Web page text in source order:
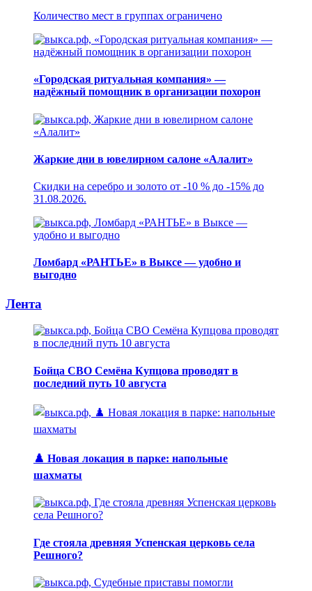
Количество мест в группах ограничено
«Городская ритуальная компания» —
надёжный помощник в организации похорон
Жаркие дни в ювелирном салоне «Алалит»
Скидки на серебро и золото от -10 % до -15% до
31.08.2026.
Ломбард «РАНТЬЕ» в Выксе — удобно и
выгодно
Лента
Бойца СВО Семёна Купцова проводят в
последний путь 10 августа
♟️ Новая локация в парке: напольные
шахматы
Где стояла древняя Успенская церковь села
Решного?